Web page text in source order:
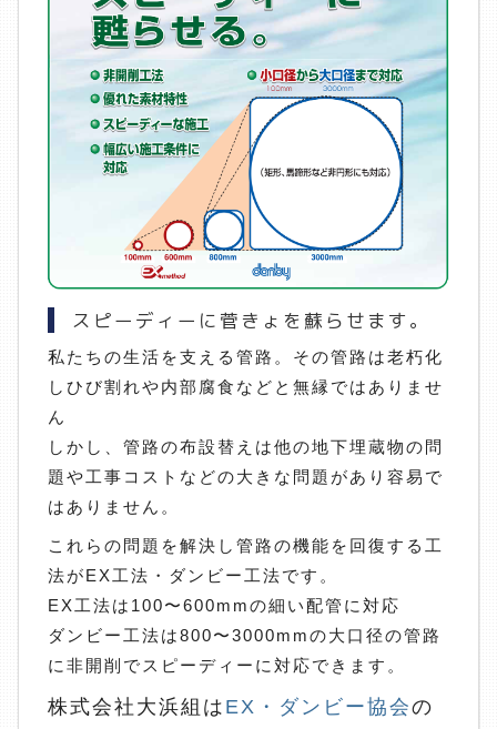
スピーディーに菅きょを蘇らせます。
私たちの生活を支える管路。その管路は老朽化
しひび割れや内部腐食などと無縁ではありませ
ん
しかし、管路の布設替えは他の地下埋蔵物の問
題や工事コストなどの大きな問題があり容易で
はありません。
これらの問題を解決し管路の機能を回復する工
法がEX工法・ダンビー工法です。
EX工法は100〜600mmの細い配管に対応
ダンビー工法は800〜3000mmの大口径の管路
に非開削でスピーディーに対応できます。
株式会社大浜組は EX・ダンビー協会の